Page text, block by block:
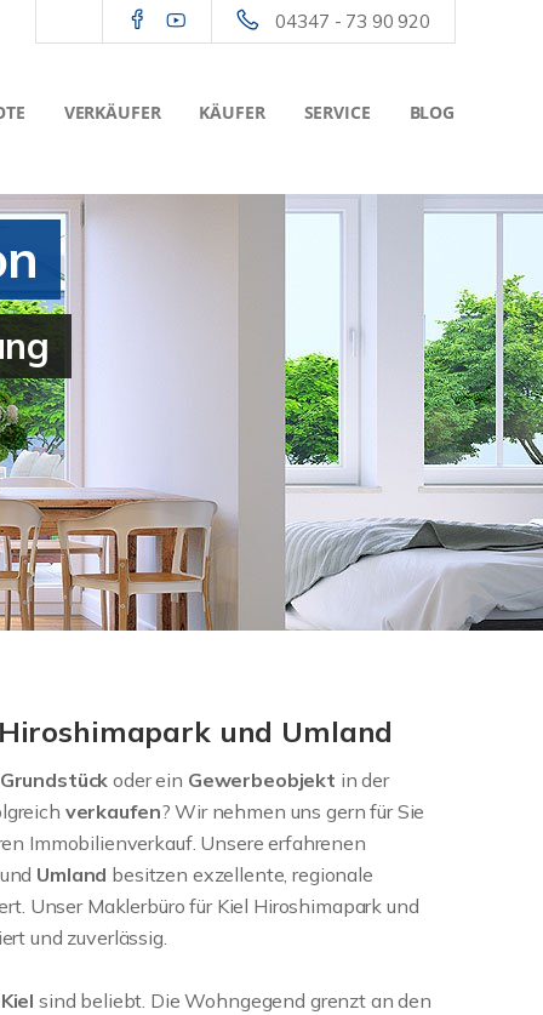
04347 - 73 90 920
VERKÄUFER KÄUFER SERVICE BLOG
und Umland
Grundstückoder ein Gewerbeobjekt in der
verkaufen? Wir nehmen uns gern für Sie
Immobilienverkauf. Unsere erfahrenen
und Umland besitzen exzellente, regionale
Unser Maklerbüro für Kiel Hiroshimapark und
und zuverlässig.
Kielsind beliebt. Die Wohngegend grenzt an den